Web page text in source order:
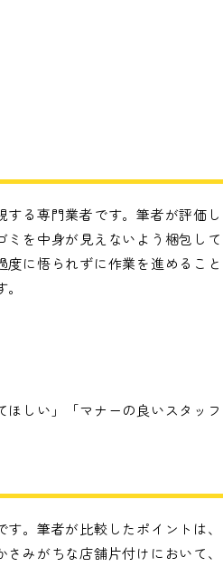
る専門業者です。筆者が評価し
を中身が見えないよう梱包して
に悟られずに作業を進めること
ほしい」「マナーの良いスタッフ
。筆者が比較したポイントは、
みがちな店舗片付けにおいて、